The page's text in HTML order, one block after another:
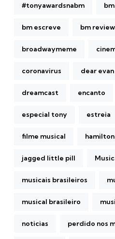
#tonyawardsnabm
bm escreve bm review
broadwaymeme
coronavirus dear
dreamcast encanto
especial tony estreia
filme musical hamilton
jagged little pill
musicais brasileiros
musical brasileiro
noticias perdido nos